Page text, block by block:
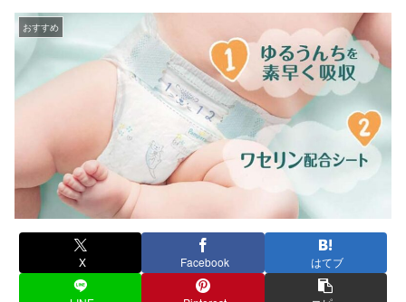
おすすめ
X Facebook はてブ